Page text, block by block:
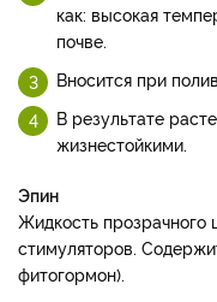
как: высокая
почве.
Вносится при
В результате
жизнестойкими.
Эпин
Жидкость прозрачного
стимуляторов.
фитогормон).